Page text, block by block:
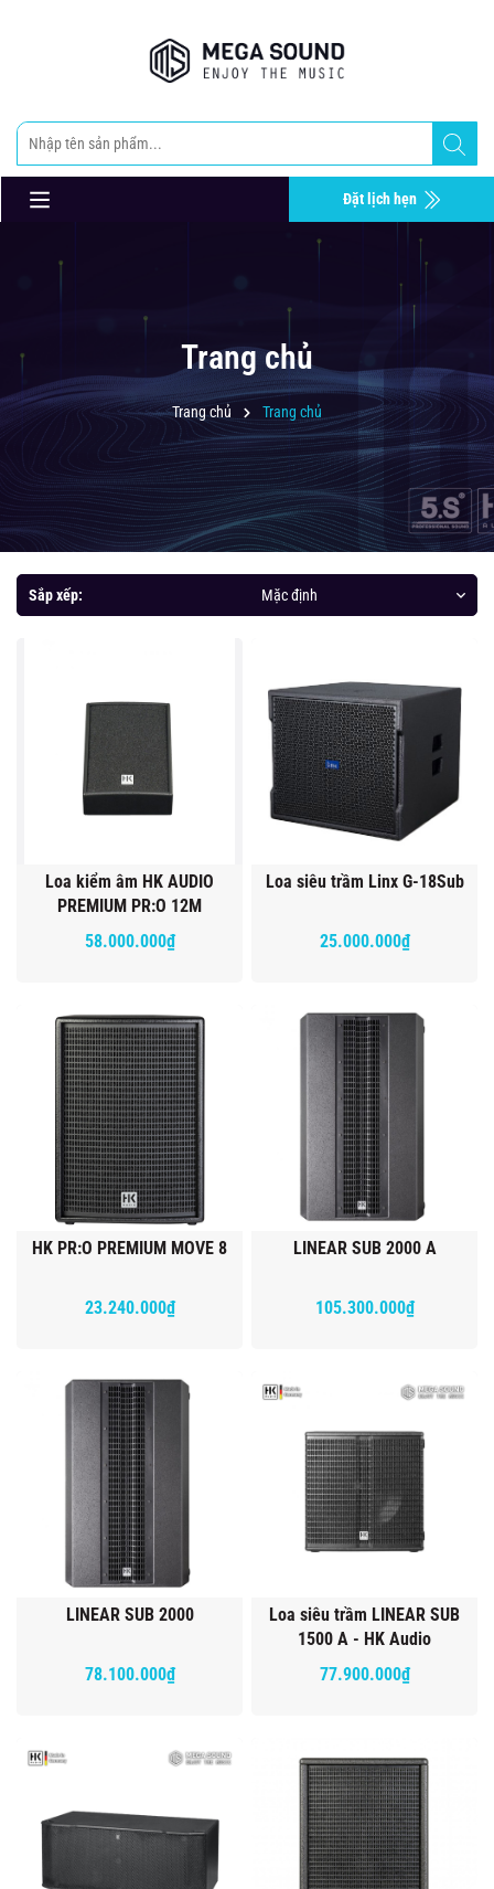
Đặt lịch hẹn
Trang chủ
Trang chủ Trang chủ
Sắp xếp: Mặc định
Loa kiểm âm HK AUDIO
PREMIUM PR:O 12M
58.000.000₫
Loa siêu trầm Linx G-18Sub
25.000.000₫
HK PR:O PREMIUM MOVE 8
23.240.000₫
LINEAR SUB 2000 A
105.300.000₫
LINEAR SUB 2000
78.100.000₫
Loa siêu trầm LINEAR SUB
1500 A - HK Audio
77.900.000₫